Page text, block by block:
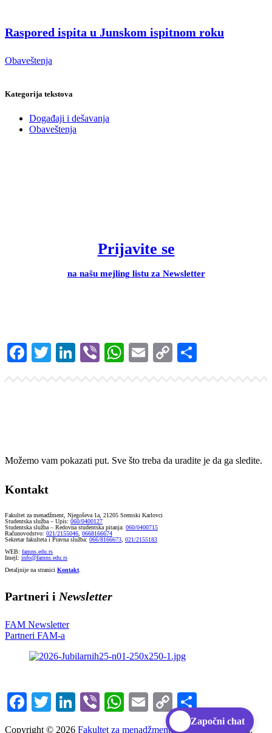
Raspored ispita u Junskom ispitnom roku
Obaveštenja
Kategorija tekstova
Događaji i dešavanja
Obaveštenja
Prijavite se
na našu mejling listu za Newsletter
Facebook
TwitterLinkedIn
ViberWhatsApp
EmailCopy
Možemo vam pokazati put. Sve što treba da uradite je da ga sledite.
Kontakt
Fakultet za menadžment, Njegoševa 1a, 21205 Sremski Karlovci
Studentska služba – Upis: 060/0400127
Studentska služba – Redovna studentska pitanja: 060/0400715
Računovodstvo: 021/2155046, 0668166674
Sekretar fakulteta i Pravna služba: 066/8166673, 021/2155183
WEB: famns.edu.rs
Imejl: info@famns.edu.rs
Detaljnije na stranici Kontakt.
Partneri i Newsletter
FAM Newsletter
Partneri FAM-a
Facebook
TwitterLinkedIn
ViberWhatsApp
Email
Copy
Link
Share
Copyright © 2026 Fakultet za menadžment.Sva prava zadržana.
Započni chat